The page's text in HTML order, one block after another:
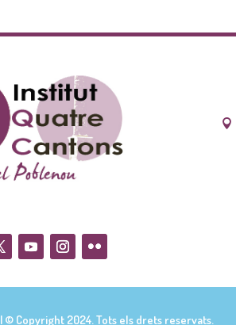

| © Copyright 2024. Tots els drets reservats.